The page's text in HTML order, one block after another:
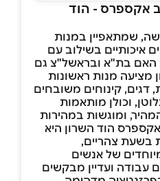
אקספרס - הוד
שמתאפיין במנות
איכותיים בשילוב עם
האם בת"א ובראשל"צ גם
מנות ראשונות
דגים, קינוחים משובחים
וכולן מותאמות
ומוגשות במהירות
הוד השרון היא
בשעת צהריים,
של אנשים
עבודה ועדיין מבקשים